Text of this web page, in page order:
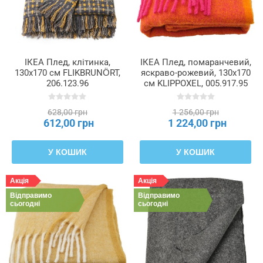
ІКЕА Плед, клітинка,
130x170 см FLIKBRUNÖRT,
206.123.96
628,00 грн
612,00 грн
У КОШИК
ІКЕА Плед, помаранчевий,
яскраво-рожевий, 130x170
см KLIPPOXEL, 005.917.95
1 256,00 грн
1 224,00 грн
У КОШИК
Акція
Відправимо
сьогодні
Акція
Відправимо
сьогодні